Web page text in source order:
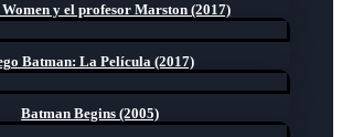
y el profesor Marston (2017)
Batman: La Película (2017)
Batman Begins (2005)